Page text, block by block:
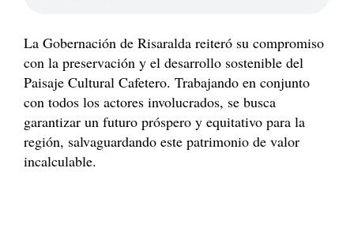
La Gobernación de Risaralda reiteró su compromiso
con la preservación y el desarrollo sostenible del
Paisaje Cultural Cafetero. Trabajando en conjunto
con todos los actores involucrados, se busca
garantizar un futuro próspero y equitativo para la
región, salvaguardando este patrimonio de valor
incalculable.